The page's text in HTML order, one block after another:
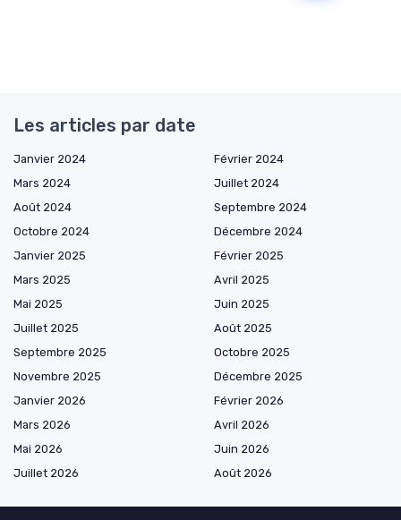
Les articles par date
Janvier 2024
Février 2024
Mars 2024
Juillet 2024
Août 2024
Septembre 2024
Octobre 2024
Décembre 2024
Janvier 2025
Février 2025
Mars 2025
Avril 2025
Mai 2025
Juin 2025
Juillet 2025
Août 2025
Septembre 2025
Octobre 2025
Novembre 2025
Décembre 2025
Janvier 2026
Février 2026
Mars 2026
Avril 2026
Mai 2026
Juin 2026
Juillet 2026
Août 2026